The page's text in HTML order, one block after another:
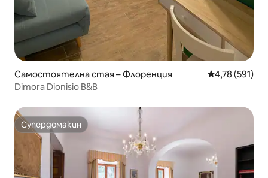
Самостоятелна стая – Флоренция Средна
4,78 (591)
Dimora Dionisio B&B
Супердомакин
Супердомакин